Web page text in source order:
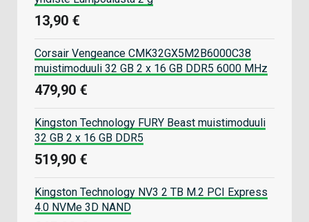
13,90 €
Corsair Vengeance CMK32GX5M2B6000C38
muistimoduuli 32 GB 2 x 16 GB DDR5 6000 MHz
479,90 €
Kingston Technology FURY Beast muistimoduuli
32 GB 2 x 16 GB DDR5
519,90 €
Kingston Technology NV3 2 TB M.2 PCI Express
4.0 NVMe 3D NAND